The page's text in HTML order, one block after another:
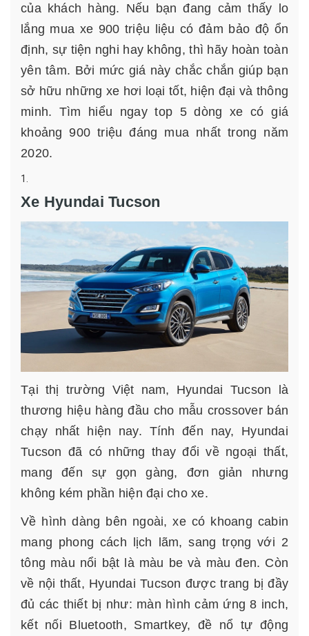
của khách hàng. Nếu bạn đang cảm thấy lo
lắng mua xe 900 triệu liệu có đảm bảo độ ổn
định, sự tiện nghi hay không, thì hãy hoàn toàn
yên tâm. Bởi mức giá này chắc chắn giúp bạn
sở hữu những xe hơi loại tốt, hiện đại và thông
minh. Tìm hiểu ngay top 5 dòng xe có giá
khoảng 900 triệu đáng mua nhất trong năm
2020.
Xe Hyundai Tucson
Tại thị trường Việt nam, Hyundai Tucson là
thương hiệu hàng đầu cho mẫu crossover bán
chạy nhất hiện nay. Tính đến nay, Hyundai
Tucson đã có những thay đổi về ngoại thất,
mang đến sự gọn gàng, đơn giản nhưng
không kém phần hiện đại cho xe.
Về hình dàng bên ngoài, xe có khoang cabin
mang phong cách lịch lãm, sang trọng với 2
tông màu nổi bật là màu be và màu đen. Còn
về nội thất, Hyundai Tucson được trang bị đầy
đủ các thiết bị như: màn hình cảm ứng 8 inch,
kết nối Bluetooth, Smartkey, đề nổ tự động